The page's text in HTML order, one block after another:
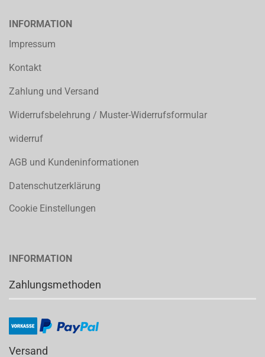
INFORMATION
Impressum
Kontakt
Zahlung und Versand
Widerrufsbelehrung / Muster-Widerrufsformular
widerruf
AGB und Kundeninformationen
Datenschutzerklärung
Cookie Einstellungen
INFORMATION
Zahlungsmethoden
Versand